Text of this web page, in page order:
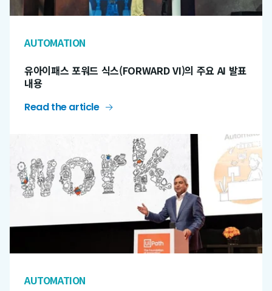
AUTOMATION
유아이패스 포워드 식스(FORWARD VI)의 주요 AI 발표
내용
Read the article
AUTOMATION